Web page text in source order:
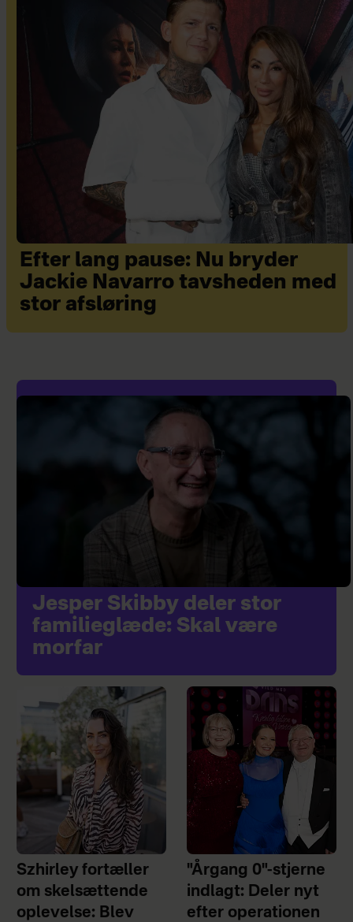
Efter lang pause: Nu bryder
Jackie Navarro tavsheden med
stor afsløring
Jesper Skibby deler stor
familieglæde: Skal være
morfar
Szhirley fortæller
om skelsættende
oplevelse: Blev
"Årgang 0"-stjerne
indlagt: Deler nyt
efter operationen